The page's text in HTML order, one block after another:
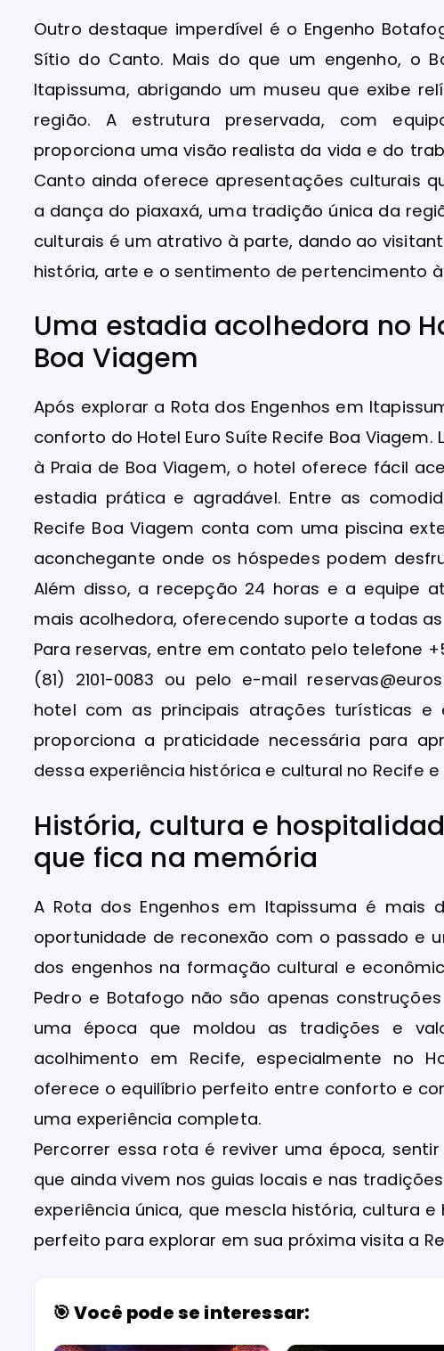
Outro destaque imperdível é o Engenho
Sítio do Canto. Mais do que um engenho, o
Itapissuma, abrigando um museu que exibe
região. A estrutura preservada, com
proporciona uma visão realista da vida e do
Canto ainda oferece apresentações culturais
a dança do piaxaxá, uma tradição única da
culturais é um atrativo à parte, dando ao
história, arte e o sentimento de pertencimento
Uma estadia acolhedora no
Boa Viagem
Após explorar a Rota dos Engenhos em
conforto do Hotel Euro Suíte Recife Boa
à Praia de Boa Viagem, o hotel oferece fácil
estadia prática e agradável. Entre as
Recife Boa Viagem conta com uma piscina
aconchegante onde os hóspedes podem
Além disso, a recepção 24 horas e a equipe
mais acolhedora, oferecendo suporte a todas
Para reservas, entre em contato pelo telefone
(81) 2101-0083 ou pelo e-mail
hotel com as principais atrações turísticas
proporciona a praticidade necessária para
dessa experiência histórica e cultural no Recife
História, cultura e
que fica na memória
A Rota dos Engenhos em Itapissuma é mais
oportunidade de reconexão com o passado e
dos engenhos na formação cultural e
Pedro e Botafogo não são apenas
uma época que moldou as tradições e
acolhimento em Recife, especialmente no
oferece o equilíbrio perfeito entre conforto e
uma experiência completa.
Percorrer essa rota é reviver uma época,
que ainda vivem nos guias locais e nas
experiência única, que mescla história, cultura
perfeito para explorar em sua próxima visita a
🎯 Você pode se interessar: